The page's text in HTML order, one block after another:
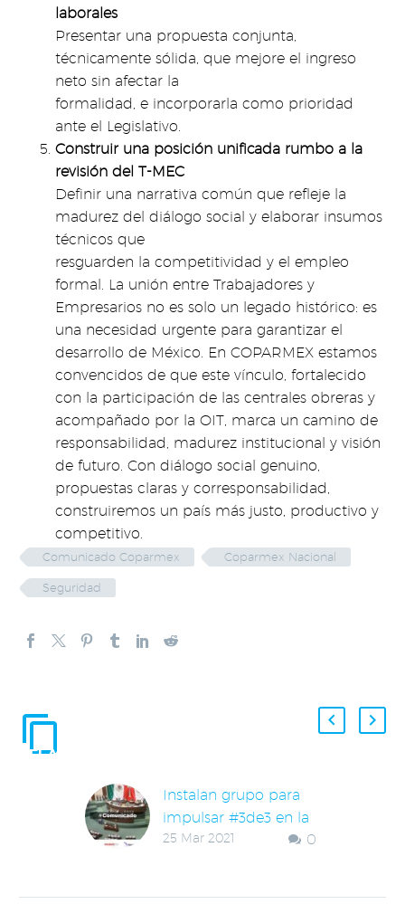
laborales
Presentar una propuesta conjunta,
técnicamente sólida, que mejore el ingreso
neto sin afectar la
formalidad, e incorporarla como prioridad
ante el Legislativo.
Construir una posición unificada rumbo a la
revisión del T-MEC
Definir una narrativa común que refleje la
madurez del diálogo social y elaborar insumos
técnicos que
resguarden la competitividad y el empleo
formal. La unión entre Trabajadores y
Empresarios no es solo un legado histórico: es
una necesidad urgente para garantizar el
desarrollo de México. En COPARMEX estamos
convencidos de que este vínculo, fortalecido
con la participación de las centrales obreras y
acompañado por la OIT, marca un camino de
responsabilidad, madurez institucional y visión
de futuro. Con diálogo social genuino,
propuestas claras y corresponsabilidad,
construiremos un país más justo, productivo y
competitivo.
Comunicado Coparmex Coparmex Nacional
Seguridad
RELACIONADAS
Instalan grupo para
impulsar #3de3 en la
elección de diputadas
0
25 Mar 2021